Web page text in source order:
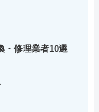
・修理業者10選